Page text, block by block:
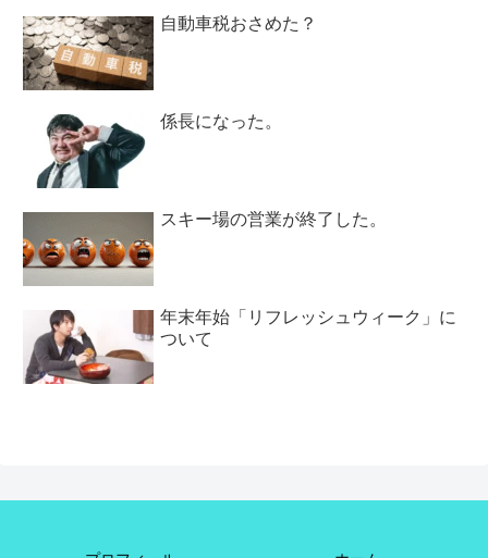
自動車税おさめた？
係長になった。
スキー場の営業が終了した。
年末年始「リフレッシュウィーク」に
ついて